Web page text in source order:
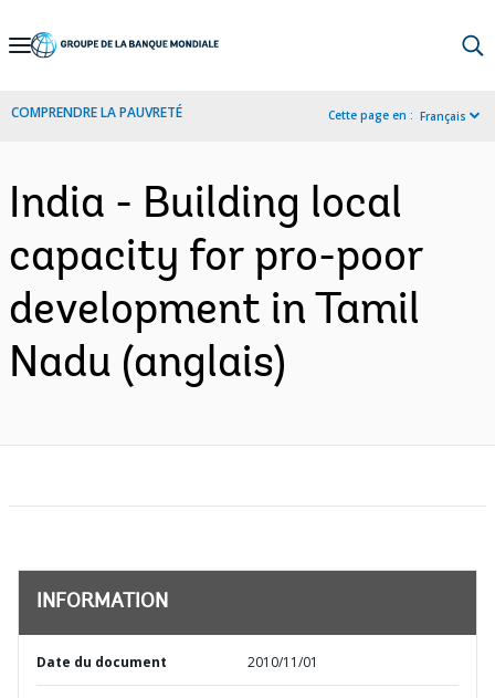
Skip
Navigation
COMPRENDRE LA PAUVRETÉ Cette page en : Français
India - Building local
capacity for pro-poor
development in Tamil
Nadu (anglais)
INFORMATION
Date du document 2010/11/01